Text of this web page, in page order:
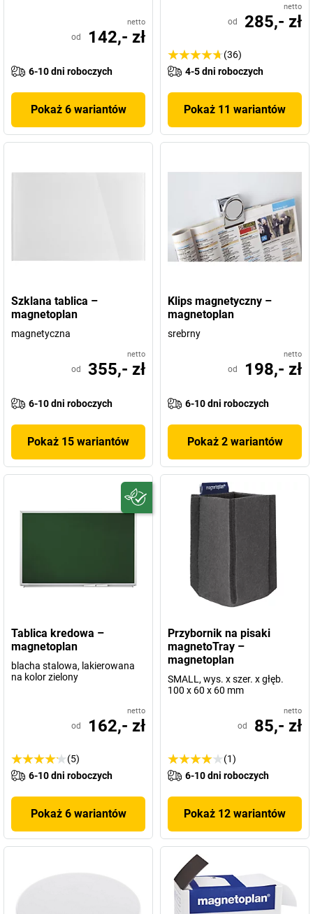
netto
od 142,- zł
6-10 dni roboczych
Pokaż 6 wariantów
netto
od 285,- zł
(36)
4-5 dni roboczych
Pokaż 11 wariantów
Szklana tablica –
magnetoplan
magnetyczna
netto
od 355,- zł
6-10 dni roboczych
Pokaż 15 wariantów
Klips magnetyczny –
magnetoplan
srebrny
netto
od 198,- zł
6-10 dni roboczych
Pokaż 2 wariantów
Tablica kredowa –
magnetoplan
blacha stalowa, lakierowana
na kolor zielony
netto
od 162,- zł
(5)
6-10 dni roboczych
Pokaż 6 wariantów
Przybornik na pisaki
magnetoTray –
magnetoplan
SMALL, wys. x szer. x głęb.
100 x 60 x 60 mm
netto
od 85,- zł
(1)
6-10 dni roboczych
Pokaż 12 wariantów